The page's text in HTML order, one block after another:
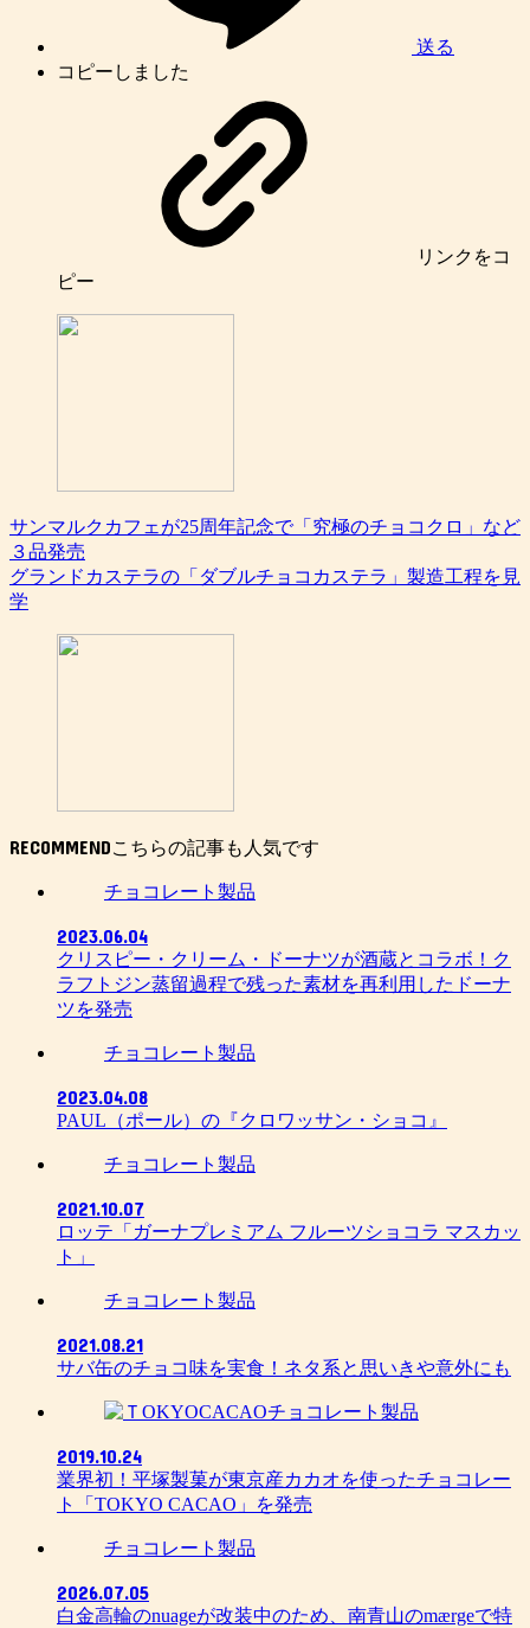
送る
コピーしました
リンク をコ
ピー
サンマルクカフェが25周年記念で「究極のチョコクロ」など
３品発売
グランドカステラの「ダブルチョコカステラ」製造工程を見
学
RECOMMEND
チョコレート製品
2023.06.04
クリスピー・クリーム・ドーナツが酒蔵とコラボ！ク
ラフトジン蒸留過程で残った素材を再利用したドーナ
ツを発売
チョコレート製品
2023.04.08
PAUL（ポール）の『クロワッサン・ショコ』
チョコレート製品
2021.10.07
ロッテ「ガーナプレミアム フルーツショコラ マスカッ
ト」
チョコレート製品
2021.08.21
サバ缶のチョコ味を実食！ネタ系と思いきや意外にも
チョコレート製品
2019.10.24
業界初！平塚製菓が東京産カカオを使ったチョコレー
ト「TOKYO CACAO」を発売
チョコレート製品
2026.07.05
白金高輪のnuageが改装中のため、南青山のmærgeで特